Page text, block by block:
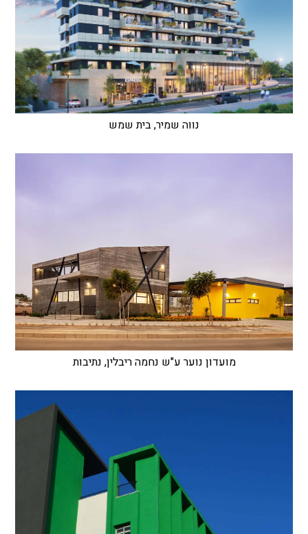
נווה שמיר, בית שמש
מועדון נוער ע"ש נחמה ריבלין, נתיבות